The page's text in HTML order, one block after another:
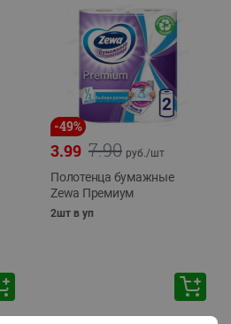
-49%
7.90
3.99 руб./шт
Полотенца бумажные
Zewa Премиум
2шт в уп